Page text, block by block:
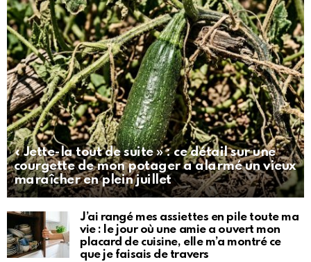
« Jette-la tout de suite » : ce détail sur une
courgette de mon potager a alarmé un vieux
maraîcher en plein juillet
J’ai rangé mes assiettes en pile toute ma
vie : le jour où une amie a ouvert mon
placard de cuisine, elle m’a montré ce
que je faisais de travers